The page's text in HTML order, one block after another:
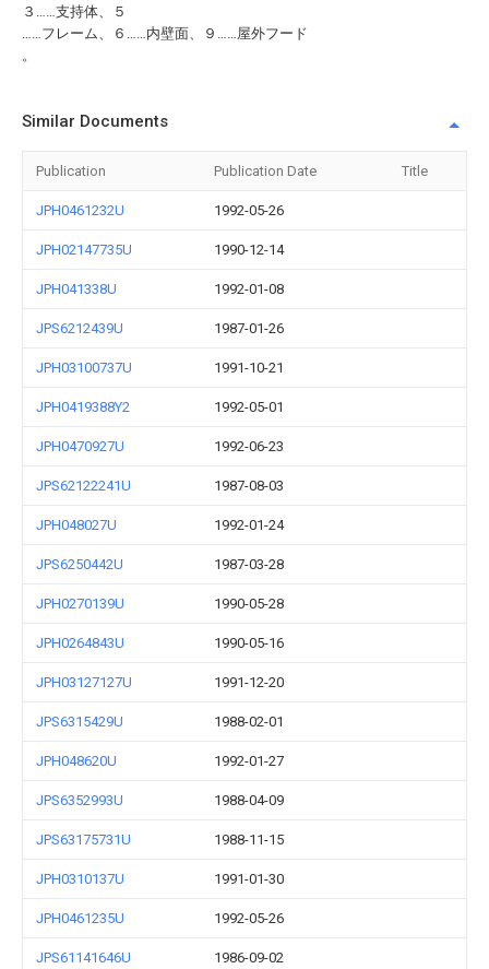
３……支持体、５
……フレーム、６……内壁面、９……屋外フード
。
Similar Documents
Publication Publication Date Title
JPH0461232U 1992-05-26
JPH02147735U 1990-12-14
JPH041338U 1992-01-08
JPS6212439U 1987-01-26
JPH03100737U 1991-10-21
JPH0419388Y2 1992-05-01
JPH0470927U 1992-06-23
JPS62122241U 1987-08-03
JPH048027U 1992-01-24
JPS6250442U 1987-03-28
JPH0270139U 1990-05-28
JPH0264843U 1990-05-16
JPH03127127U 1991-12-20
JPS6315429U 1988-02-01
JPH048620U 1992-01-27
JPS6352993U 1988-04-09
JPS63175731U 1988-11-15
JPH0310137U 1991-01-30
JPH0461235U 1992-05-26
JPS61141646U 1986-09-02